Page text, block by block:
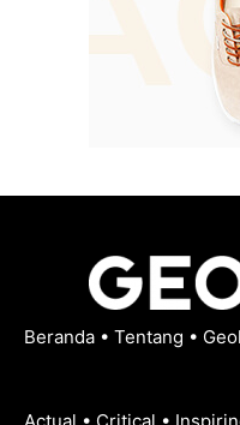
Beranda • Tentang •